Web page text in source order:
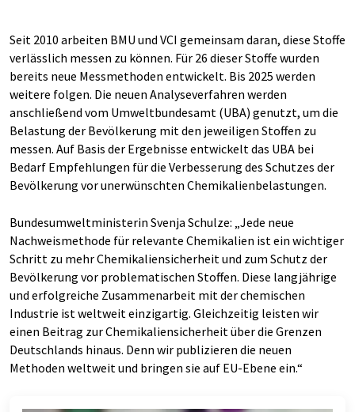
Seit 2010 arbeiten BMU und VCI gemeinsam daran, diese Stoffe
verlässlich messen zu können. Für 26 dieser Stoffe wurden
bereits neue Messmethoden entwickelt. Bis 2025 werden
weitere folgen. Die neuen Analyseverfahren werden
anschließend vom Umweltbundesamt (UBA) genutzt, um die
Belastung der Bevölkerung mit den jeweiligen Stoffen zu
messen. Auf Basis der Ergebnisse entwickelt das UBA bei
Bedarf Empfehlungen für die Verbesserung des Schutzes der
Bevölkerung vor unerwünschten Chemikalienbelastungen.
Bundesumweltministerin Svenja Schulze: „Jede neue
Nachweismethode für relevante Chemikalien ist ein wichtiger
Schritt zu mehr Chemikaliensicherheit und zum Schutz der
Bevölkerung vor problematischen Stoffen. Diese langjährige
und erfolgreiche Zusammenarbeit mit der chemischen
Industrie ist weltweit einzigartig. Gleichzeitig leisten wir
einen Beitrag zur Chemikaliensicherheit über die Grenzen
Deutschlands hinaus. Denn wir publizieren die neuen
Methoden weltweit und bringen sie auf EU-Ebene ein.“